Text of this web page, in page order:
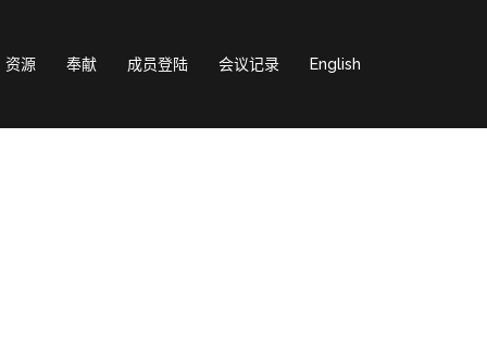
资源 奉献 成员登陆 会议记录 English